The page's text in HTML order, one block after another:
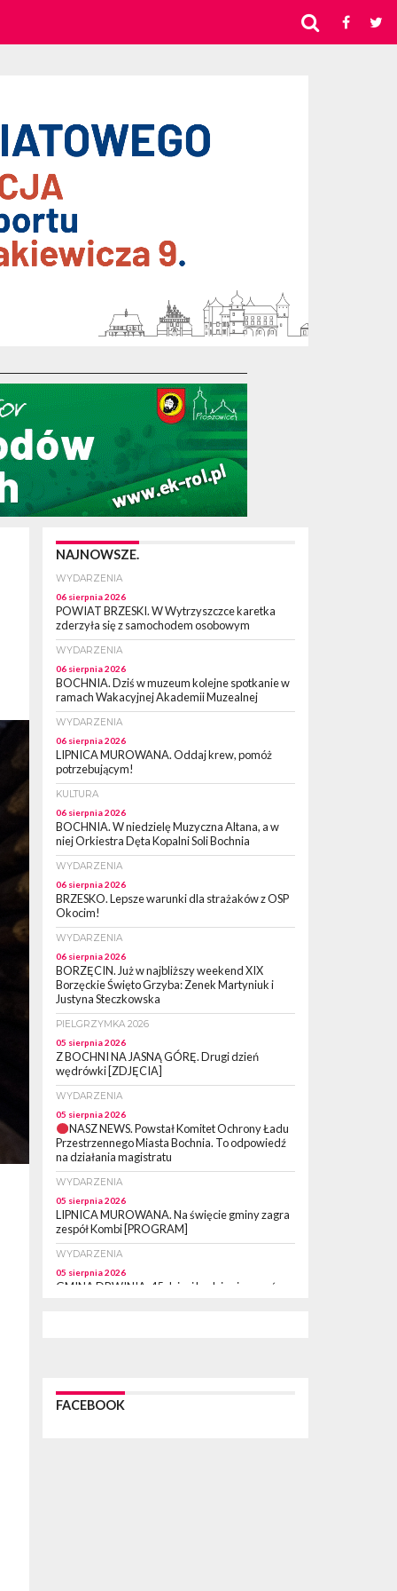
NAJNOWSZE.
WYDARZENIA
06 sierpnia 2026
POWIAT BRZESKI. W Wytrzyszczce karetka
zderzyła się z samochodem osobowym
WYDARZENIA
06 sierpnia 2026
BOCHNIA. Dziś w muzeum kolejne spotkanie w
ramach Wakacyjnej Akademii Muzealnej
WYDARZENIA
06 sierpnia 2026
LIPNICA MUROWANA. Oddaj krew, pomóż
potrzebującym!
KULTURA
06 sierpnia 2026
BOCHNIA. W niedzielę Muzyczna Altana, a w
niej Orkiestra Dęta Kopalni Soli Bochnia
WYDARZENIA
06 sierpnia 2026
BRZESKO. Lepsze warunki dla strażaków z OSP
Okocim!
WYDARZENIA
06 sierpnia 2026
BORZĘCIN. Już w najbliższy weekend XIX
Borzęckie Święto Grzyba: Zenek Martyniuk i
Justyna Steczkowska
PIELGRZYMKA 2026
05 sierpnia 2026
Z BOCHNI NA JASNĄ GÓRĘ. Drugi dzień
wędrówki [ZDJĘCIA]
WYDARZENIA
05 sierpnia 2026
NASZ NEWS. Powstał Komitet Ochrony Ładu
Przestrzennego Miasta Bochnia. To odpowiedź
na działania magistratu
WYDARZENIA
05 sierpnia 2026
LIPNICA MUROWANA. Na święcie gminy zagra
zespół Kombi [PROGRAM]
WYDARZENIA
05 sierpnia 2026
GMINA DRWINIA. 45 dzieci będzie się uczyć
WYDARZENIA
FACEBOOK